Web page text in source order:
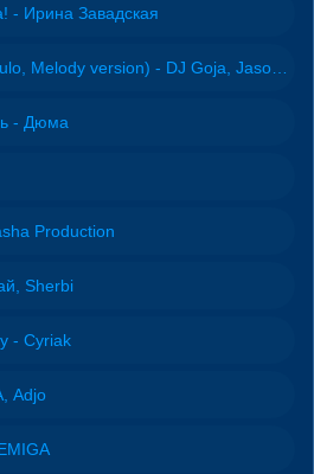
- Ирина Завадская
- Дюма
Production
Sherbi
- Cyriak
Adjo